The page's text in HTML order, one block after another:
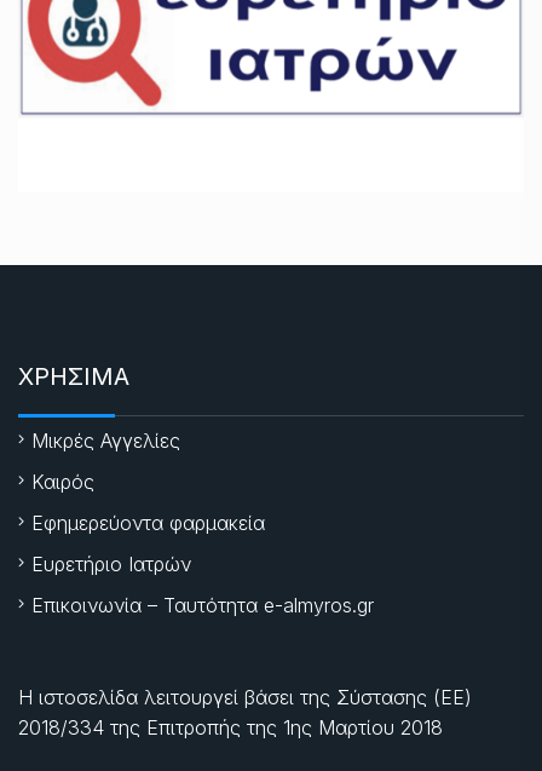
ΧΡΗΣΙΜΑ
Μικρές Αγγελίες
Καιρός
Εφημερεύοντα φαρμακεία
Ευρετήριο Ιατρών
Επικοινωνία – Ταυτότητα e-almyros.gr
Η ιστοσελίδα λειτουργεί βάσει της Σύστασης (ΕΕ)
2018/334 της Επιτροπής της 1ης Μαρτίου 2018